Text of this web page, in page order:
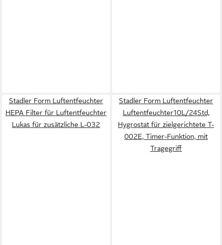
Stadler Form Luftentfeuchter
HEPA Filter für Luftentfeuchter
Lukas für zusätzliche L-032
Stadler Form Luftentfeuchter
Luftentfeuchter10L/24Std,
Hygrostat für zielgerichtete T-
002E, Timer-Funktion, mit
Tragegriff